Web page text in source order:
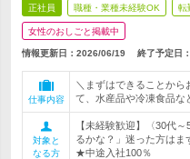
正社員 職種・業種未経験OK 転
女性のおしごと掲載中
情報更新日：2026/06/19 終了予定日：
仕事内容
＼まずはできることか
て、水産品や冷凍食品な
対象と
なる方
【未経験歓迎】〈30代
るかな？」迷った方は
★中途入社100％